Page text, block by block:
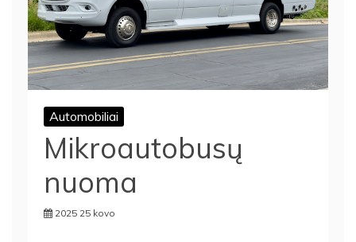
Automobiliai
Mikroautobusų
nuoma
2025 25 kovo